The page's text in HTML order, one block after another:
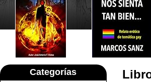
Categorías